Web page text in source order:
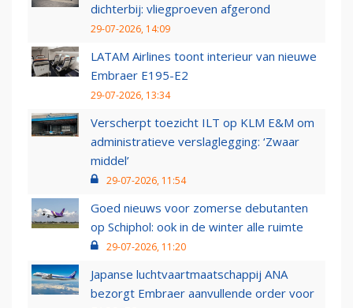
dichterbij: vliegproeven afgerond
29-07-2026, 14:09
LATAM Airlines toont interieur van nieuwe
Embraer E195-E2
29-07-2026, 13:34
Verscherpt toezicht ILT op KLM E&M om
administratieve verslaglegging: ‘Zwaar
middel’
29-07-2026, 11:54
Goed nieuws voor zomerse debutanten
op Schiphol: ook in de winter alle ruimte
29-07-2026, 11:20
Japanse luchtvaartmaatschappij ANA
bezorgt Embraer aanvullende order voor